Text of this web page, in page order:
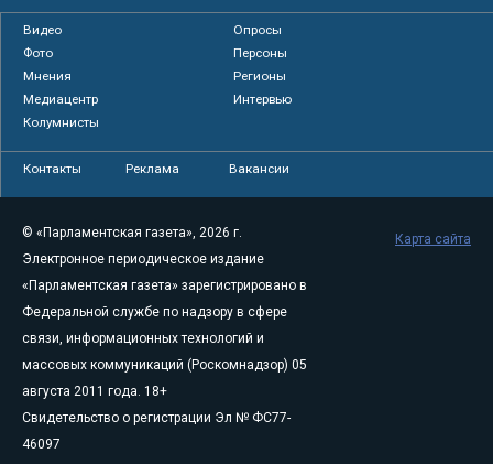
Видео
Опросы
Фото
Персоны
Мнения
Регионы
Медиацентр
Интервью
Колумнисты
Контакты Реклама Вакансии
© «Парламентская газета», 2026 г.
Электронное периодическое издание
«Парламентская газета» зарегистрировано в
Федеральной службе по надзору в сфере
связи, информационных технологий и
массовых коммуникаций (Роскомнадзор) 05
августа 2011 года. 18+
Свидетельство о регистрации Эл № ФС77-
46097
Карта сайта